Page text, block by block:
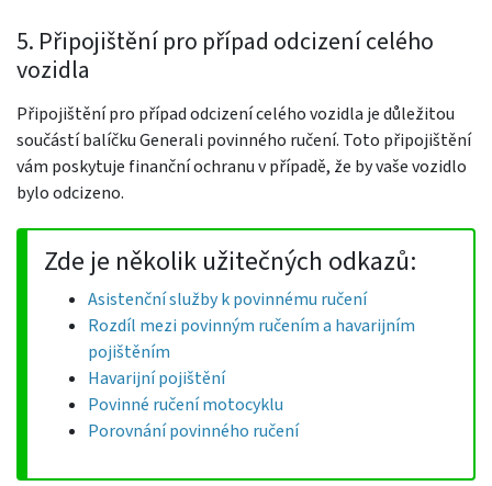
5. Připojištění pro případ odcizení celého
vozidla
Připojištění pro případ odcizení celého vozidla je důležitou
součástí balíčku Generali povinného ručení. Toto připojištění
vám poskytuje finanční ochranu v případě, že by vaše vozidlo
bylo odcizeno.
Zde je několik užitečných odkazů:
Asistenční služby k povinnému ručení
Rozdíl mezi povinným ručením a havarijním
pojištěním
Havarijní pojištění
Povinné ručení motocyklu
Porovnání povinného ručení